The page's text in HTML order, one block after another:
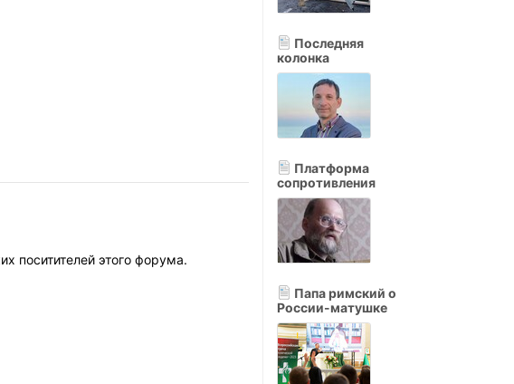
поситителей этого форума.
Последняя
колонка
Платформа
сопротивления
Папа римский о
России-матушке